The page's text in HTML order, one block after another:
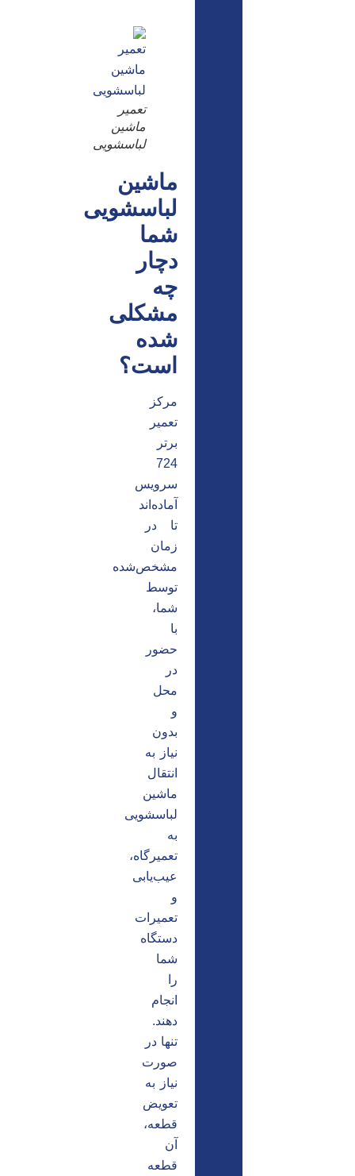
تعمیر
ماشین
لباسشویی
ماشین
لباسشویی
شما
دچار
چه
مشکلی
شده
است؟
مرکز
تعمیر
برتر
724
سرویس
آماده‌اند
تا در
زمان
مشخص‌شده
توسط
شما،
با
حضور
در
محل
و
بدون
نیاز به
انتقال
ماشین
لباسشویی
به
تعمیرگاه،
عیب‌یابی
و
تعمیرات
دستگاه
شما
را
انجام
دهند.
تنها در
صورت
نیاز به
تعویض
قطعه،
آن
قطعه